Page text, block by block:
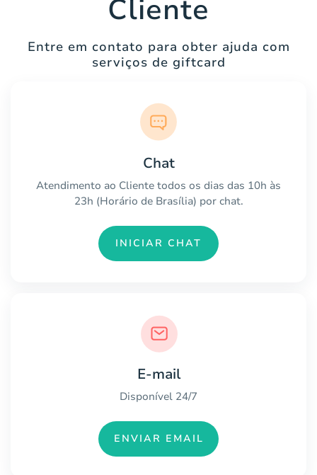
Cliente
Entre em contato para obter ajuda com
serviços de giftcard
Chat
Atendimento ao Cliente todos os dias das 10h às
23h (Horário de Brasília) por chat.
INICIAR CHAT
E-mail
Disponível 24/7
ENVIAR EMAIL